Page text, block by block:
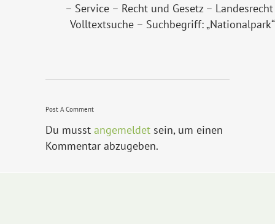
– Service – Recht und Gesetz –
Volltextsuche – Suchbegriff: „Nationalpark“
Post A Comment
Du musst angemeldet sein, um einen
Kommentar abzugeben.